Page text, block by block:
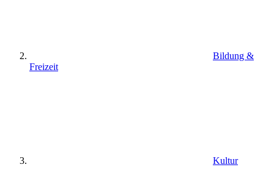
Bildung &
Freizeit
Kultur